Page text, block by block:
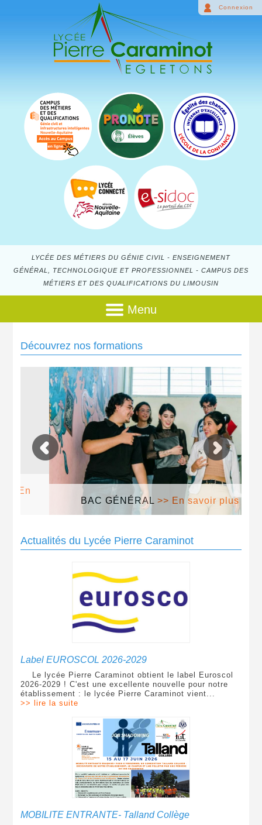
LYCÉE DES MÉTIERS DU GÉNIE CIVIL - ENSEIGNEMENT
GÉNÉRAL, TECHNOLOGIQUE ET PROFESSIONNEL - CAMPUS DES
MÉTIERS ET DES QUALIFICATIONS DU LIMOUSIN
Connexion
Menu
Découvrez nos formations
BAC GÉNÉRAL >> En savoir plus
Actualités du Lycée Pierre Caraminot
Label EUROSCOL 2026-2029
Le lycée Pierre Caraminot obtient le label Euroscol
2026-2029 ! C'est une excellente nouvelle pour notre
établissement : le lycée Pierre Caraminot vient...
>> lire la suite
MOBILITE ENTRANTE- Talland Collège